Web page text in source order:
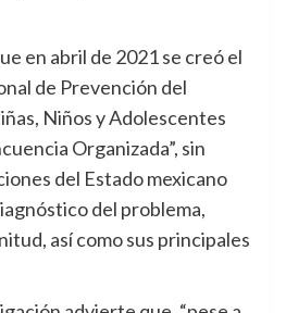
en abril de 2021 se creó el
de Prevención del
Niños y Adolescentes
Organizada”, sin
del Estado mexicano
del problema,
así como sus principales